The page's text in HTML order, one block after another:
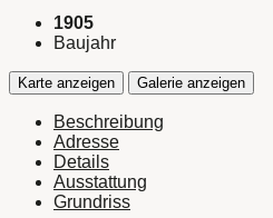
1905
Baujahr
Karte anzeigen Galerie anzeigen
Beschreibung
Adresse
Details
Ausstattung
Grundriss